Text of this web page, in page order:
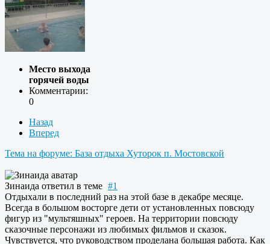
Место выхода
горячей воды
Комментарии:
0
Назад
Вперед
Тема на форуме: База отдыха Хуторок п. Мостовской
Зинаида ответил в теме #1
Отдыхали в последний раз на этой базе в декабре месяце.
Всегда в большом восторге дети от установленных повсюду
фигур из "мультяшных" героев. На территории повсюду
сказочные персонажи из любимых фильмов и сказок.
Чувствуется, что руководством проделана большая работа. Как